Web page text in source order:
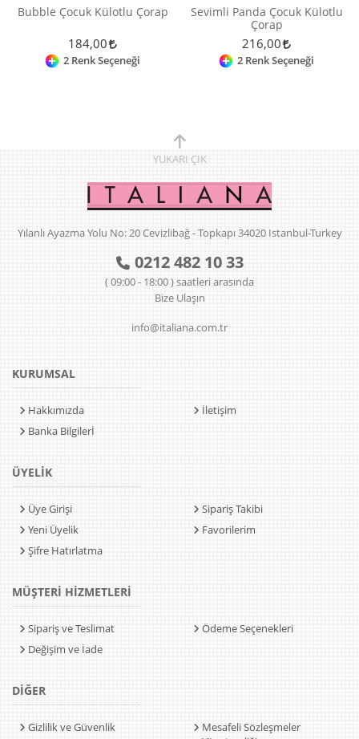
Bubble Çocuk Külotlu Çorap
184,00
2 Renk Seçeneği
Sevimli Panda Çocuk Külotlu
Çorap
216,00
2 Renk Seçeneği
YUKARI ÇIK
Yılanlı Ayazma Yolu No: 20 Cevizlibağ - Topkapı 34020 Istanbul-Turkey
0212 482 10 33
( 09:00 - 18:00 ) saatleri arasında
Bize Ulaşın
info@italiana.com.tr
KURUMSAL
Hakkımızda
Banka Bilgilerİ
İletişim
ÜYELİK
Üye Girişi
Yeni Üyelik
Şifre Hatırlatma
Sipariş Takibi
Favorilerim
MÜŞTERİ HİZMETLERİ
Sipariş ve Teslimat
Değişim ve İade
Ödeme Seçenekleri
DİĞER
Gizlilik ve Güvenlik
Mesafeli Sözleşmeler